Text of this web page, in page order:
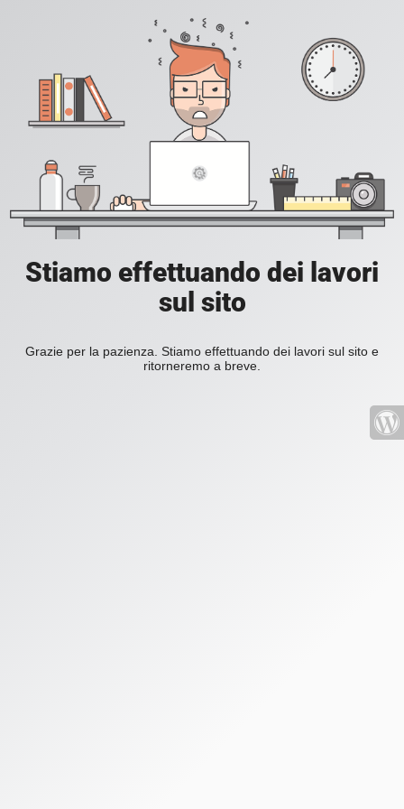
Stiamo effettuando dei lavori
sul sito
Grazie per la pazienza. Stiamo effettuando dei lavori sul sito e
ritorneremo a breve.